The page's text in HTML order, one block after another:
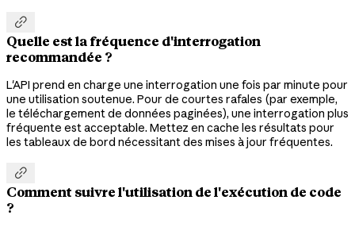

Quelle est la fréquence d'interrogation
recommandée ?
L'API prend en charge une interrogation une fois par minute pour
une utilisation soutenue. Pour de courtes rafales (par exemple,
le téléchargement de données paginées), une interrogation plus
fréquente est acceptable. Mettez en cache les résultats pour
les tableaux de bord nécessitant des mises à jour fréquentes.

Comment suivre l'utilisation de l'exécution de code
?